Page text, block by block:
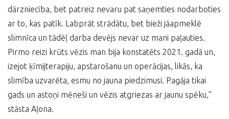
dārzniecība, bet patreiz nevaru pat saņemties nodarboties
ar to, kas patīk. Labprāt strādātu, bet bieži jāapmeklē
slimnīca un tādēļ darba devējs nevar uz mani paļauties.
Pirmo reizi krūts vēzis man bija konstatēts 2021. gadā un,
izejot ķīmijterapiju, apstarošanu un operācijas, likās, ka
slimība uzvarēta, esmu no jauna piedzimusi. Pagāja tikai
gads un astoņi mēneši un vēzis atgriezas ar jaunu spēku,”
stāsta Aļona.